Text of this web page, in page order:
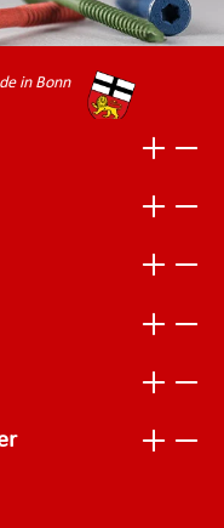
in Bonn